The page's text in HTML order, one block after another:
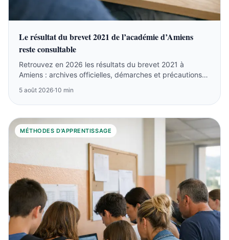
Le résultat du brevet 2021 de l’académie d’Amiens
reste consultable
Retrouvez en 2026 les résultats du brevet 2021 à
Amiens : archives officielles, démarches et précautions
5 août 2026·10 min
MÉTHODES D'APPRENTISSAGE